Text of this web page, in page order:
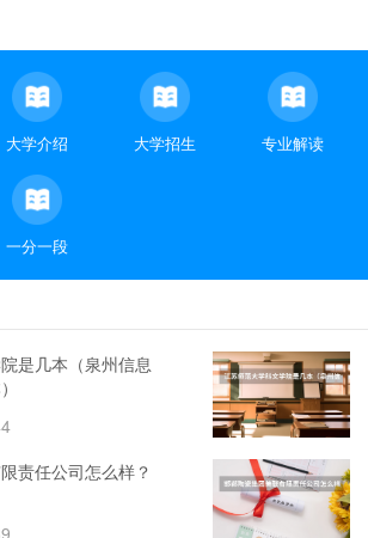
大学介绍 大学招生 专业解读
一分一段
是几本（泉州信息
责任公司怎么样？